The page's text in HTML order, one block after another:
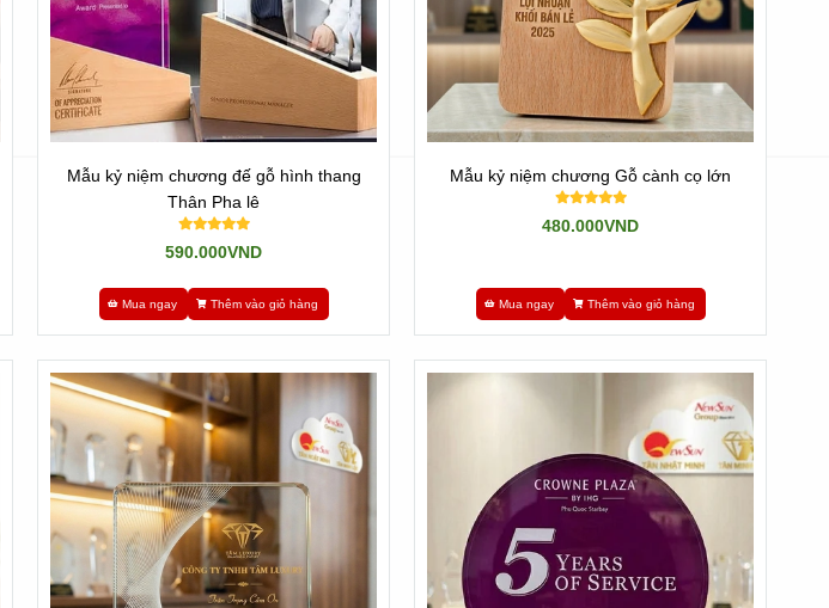
Mẫu kỷ niệm chương đế gỗ hình thang
Thân Pha lê
590.000VND
Mua ngay Thêm vào giỏ hàng
Mẫu kỷ niệm chương Gỗ cành cọ lớn
480.000VND
Mua ngay Thêm vào giỏ hàng